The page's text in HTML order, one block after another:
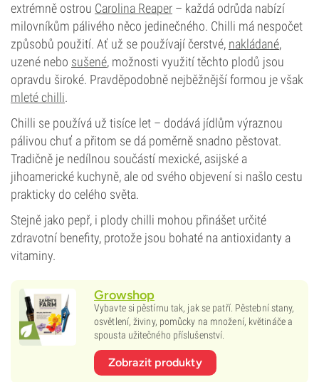
extrémně ostrou Carolina Reaper – každá odrůda nabízí
milovníkům pálivého něco jedinečného. Chilli má nespočet
způsobů použití. Ať už se používají čerstvé, nakládané,
uzené nebo sušené, možnosti využití těchto plodů jsou
opravdu široké. Pravděpodobně nejběžnější formou je však
mleté chilli.
Chilli se používá už tisíce let – dodává jídlům výraznou
pálivou chuť a přitom se dá poměrně snadno pěstovat.
Tradičně je nedílnou součástí mexické, asijské a
jihoamerické kuchyně, ale od svého objevení si našlo cestu
prakticky do celého světa.
Stejně jako pepř, i plody chilli mohou přinášet určité
zdravotní benefity, protože jsou bohaté na antioxidanty a
vitaminy.
Growshop
Vybavte si pěstírnu tak, jak se patří. Pěstební stany,
osvětlení, živiny, pomůcky na množení, květináče a
spousta užitečného příslušenství.
Zobrazit produkty